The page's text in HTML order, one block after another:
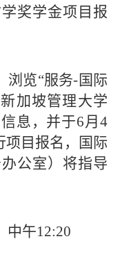
奖学金项目报
浏览“服务-国际
加坡管理大学
息，并于6月4
项目报名，国际
公室）将指导
中午12:20